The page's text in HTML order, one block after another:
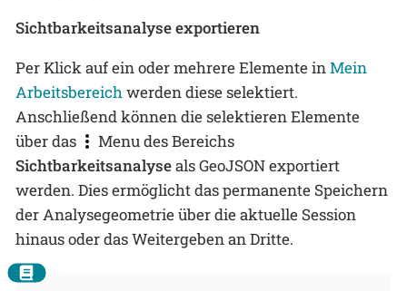
Sichtbarkeitsanalyse exportieren
Per Klick auf ein oder mehrere Elemente inMein
Arbeitsbereichwerden diese selektiert.
Anschließend können die selektieren Elemente
über das
Menu des Bereichs
Sichtbarkeitsanalyseals GeoJSON exportiert
werden. Dies ermöglicht das permanente Speichern
der Analysegeometrie über die aktuelle Session
hinaus oder das Weitergeben an Dritte.